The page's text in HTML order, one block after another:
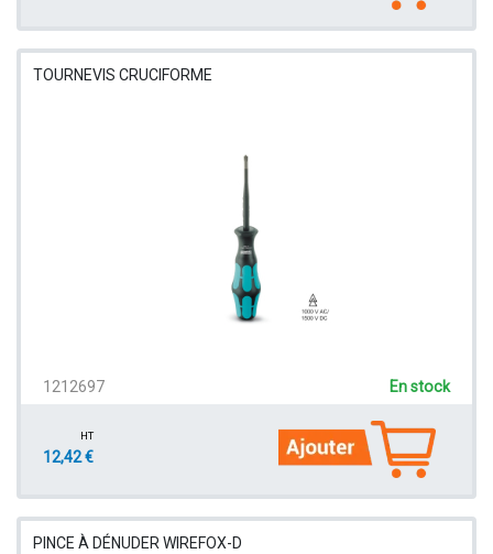
TOURNEVIS CRUCIFORME
1212697 En stock
HT
12,42 €
PINCE À DÉNUDER WIREFOX-D